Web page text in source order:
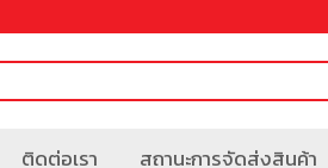
ติดต่อเรา สถานะการจัดส่งสินค้า